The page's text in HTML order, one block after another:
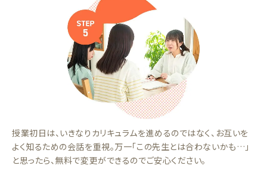
授業初日は、いきなりカリキュラムを進めるのではなく、お互いを
よく知るための会話を重視。万一「この先生とは合わないかも…」
と思ったら、無料で変更ができるのでご安心ください。